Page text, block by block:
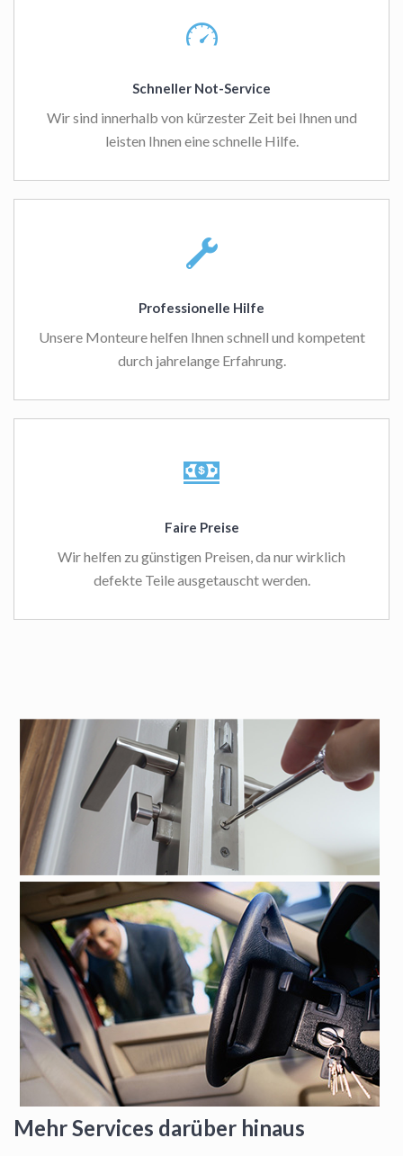
Schneller Not-Service
Wir sind innerhalb von kürzester Zeit bei Ihnen und
leisten Ihnen eine schnelle Hilfe.
Professionelle Hilfe
Unsere Monteure helfen Ihnen schnell und kompetent
durch jahrelange Erfahrung.
Faire Preise
Wir helfen zu günstigen Preisen, da nur wirklich
defekte Teile ausgetauscht werden.
Mehr Services darüber hinaus